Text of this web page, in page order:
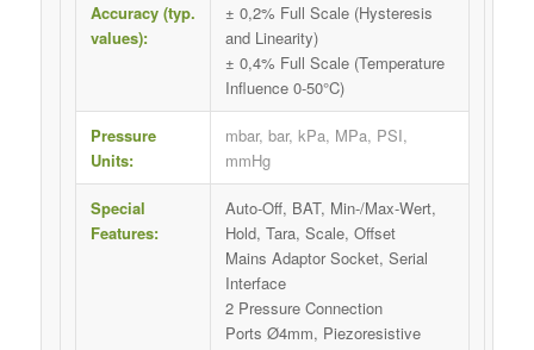
Accuracy (typ.
values):
± 0,2% Full Scale (Hysteresis
and Linearity)
± 0,4% Full Scale (Temperature
Influence 0-50°C)
Pressure
Units:
mbar, bar, kPa, MPa, PSI,
mmHg
Special
Features:
Auto-Off, BAT, Min-/Max-Wert,
Hold, Tara, Scale, Offset
Mains Adaptor Socket, Serial
Interface
2 Pressure Connection
Ports Ø4mm, Piezoresistive